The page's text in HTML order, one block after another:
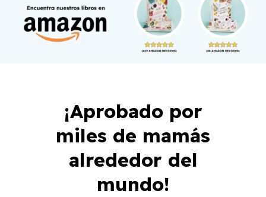
¡Aprobado por
miles de mamás
alrededor del
mundo!